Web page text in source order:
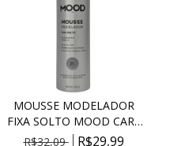
MOUSSE MODELADOR
FIXA SOLTO MOOD CARE
MY...
R$32,09 R$29,99